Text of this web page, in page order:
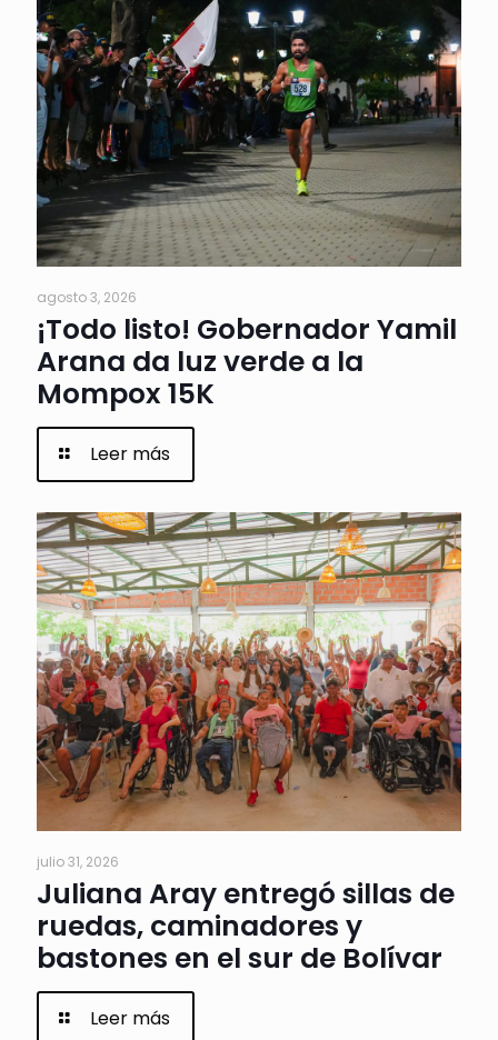
agosto 3, 2026
¡Todo listo! Gobernador Yamil
Arana da luz verde a la
Mompox 15K
Leer más
julio 31, 2026
Juliana Aray entregó sillas de
ruedas, caminadores y
bastones en el sur de Bolívar
Leer más